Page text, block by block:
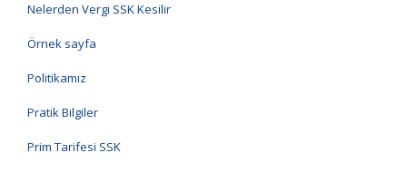
Nelerden Vergi SSK Kesilir
Örnek sayfa
Politikamız
Pratik Bilgiler
Prim Tarifesi SSK